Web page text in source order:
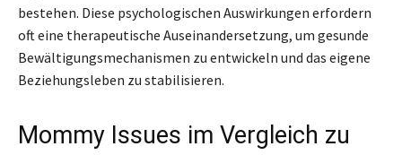
bestehen. Diese psychologischen Auswirkungen erfordern
oft eine therapeutische Auseinandersetzung, um gesunde
Bewältigungsmechanismen zu entwickeln und das eigene
Beziehungsleben zu stabilisieren.
Mommy Issues im Vergleich zu